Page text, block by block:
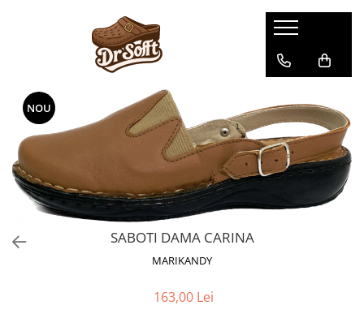
NOU
SABOTI DAMA CARINA
MARIKANDY
163,00 Lei